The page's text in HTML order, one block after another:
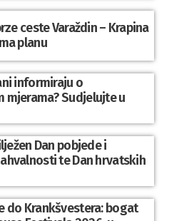
ceste Varaždin – Krapina
planu
informiraju o
mjerama? Sudjelujte u
Dan pobjede i
te Dan hrvatskih
do Krankšvestera: bogat